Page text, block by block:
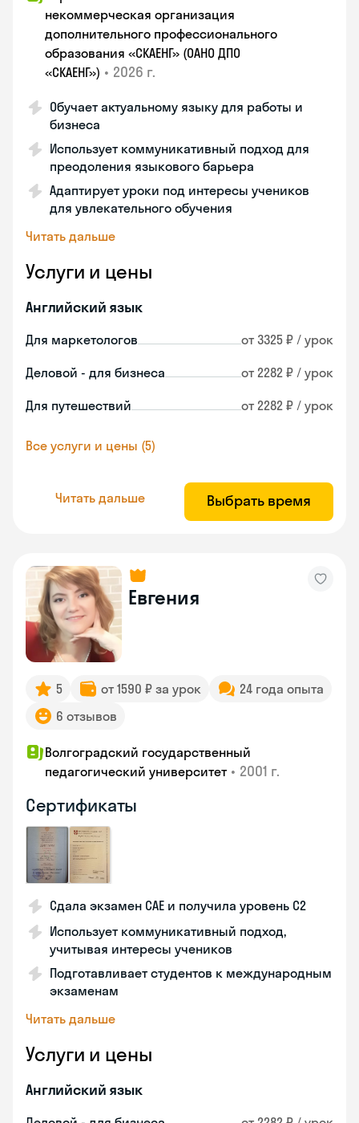
некоммерческая организация
дополнительного профессионального
образования «СКАЕНГ» (ОАНО ДПО
«СКАЕНГ») • 2026 г.
Обучает актуальному языку для работы и
бизнеса
Использует коммуникативный подход для
преодоления языкового барьера
Адаптирует уроки под интересы учеников
для увлекательного обучения
Читать дальше
Услуги и цены
Английский язык
Для маркетологов от 3325 ₽ / урок
Деловой - для бизнеса от 2282 ₽ / урок
Для путешествий от 2282 ₽ / урок
Все услуги и цены (5)
Читать дальше Выбрать время
Евгения
5 от 1590 ₽ за урок
24 года опыта
6 отзывов
Волгоградский государственный
педагогический университет • 2001 г.
Сертификаты
Сдала экзамен CAE и получила уровень С2
Использует коммуникативный подход,
учитывая интересы учеников
Подготавливает студентов к международным
экзаменам
Читать дальше
Услуги и цены
Английский язык